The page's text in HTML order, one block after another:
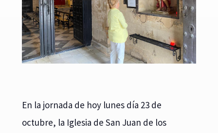
En la jornada de hoy lunes día 23 de
octubre, la Iglesia de San Juan de los